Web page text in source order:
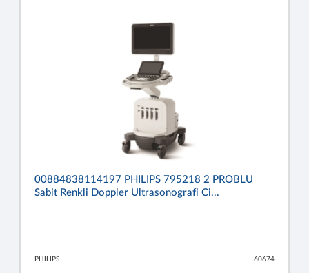
00884838114197 PHILIPS 795218 2 PROBLU
Sabit Renkli Doppler Ultrasonografi Ci...
PHILIPS 60674